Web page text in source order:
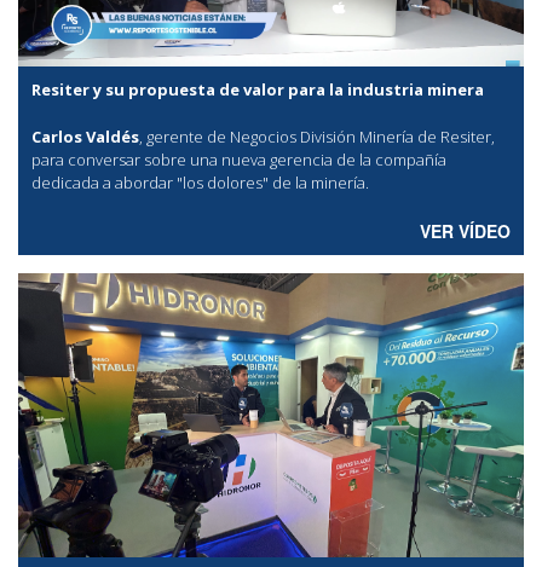
Resiter y su propuesta de valor para la industria minera
Carlos Valdés, gerente de Negocios División Minería de Resiter,
para conversar sobre una nueva gerencia de la compañía
dedicada a abordar "los dolores" de la minería.
VER VÍDEO